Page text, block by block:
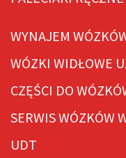
WYNAJEM
WÓZKI WIDŁOWE
CZĘŚCI DO
SERWIS WÓZKÓW
UDT